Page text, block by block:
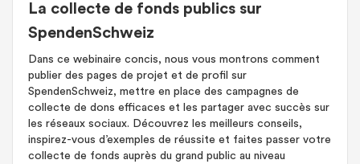
La collecte de fonds publics sur
SpendenSchweiz
Dans ce webinaire concis, nous vous montrons comment
publier des pages de projet et de profil sur
SpendenSchweiz, mettre en place des campagnes de
collecte de dons efficaces et les partager avec succès sur
les réseaux sociaux. Découvrez les meilleurs conseils,
inspirez-vous d’exemples de réussite et faites passer votre
collecte de fonds auprès du grand public au niveau